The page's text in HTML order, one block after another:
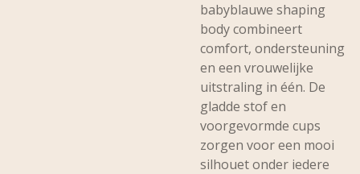
babyblauwe shaping
body combineert
comfort, ondersteuning
en een vrouwelijke
uitstraling in één. De
gladde stof en
voorgevormde cups
zorgen voor een mooi
silhouet onder iedere